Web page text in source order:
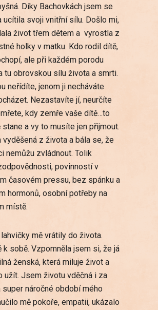
Díky Bachovkách jsem se
ucítila svoji vnitřní sílu. Došlo mi,
život třem dětem a vyrostla z
holky v matku. Kdo rodil dítě,
ale při každém porodu
tu obrovskou sílu života a smrti.
neřídíte, jenom ji necháváte
Nezastavíte jí, neurčíte
kdy zemře vaše dítě…to
a vy to musíte jen přijmout.
vyděšená z života a bála se, že
nemůžu zvládnout. Tolik
povinností v
časovém pressu, bez spánku a
hormonů, osobní potřeby na
místě.
mě vrátily do života.
k sobě. Vzpomněla jsem si, že já
ženská, která miluje život a
užít. Jsem životu vděčná i za
náročné období mého
mě pokoře, empatii, ukázalo